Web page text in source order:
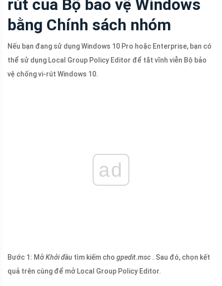
rút của Bộ bảo vệ Windows
bằng Chính sách nhóm
Nếu bạn đang sử dụng Windows 10 Pro hoặc Enterprise, bạn có
thể sử dụng Local Group Policy Editor để tắt vĩnh viễn Bộ bảo
vệ chống vi-rút Windows 10.
ad
Bước 1: MởKhởi đầu tìm kiếm cho gpedit.msc . Sau đó, chọn kết
quả trên cùng để mở Local Group Policy Editor.